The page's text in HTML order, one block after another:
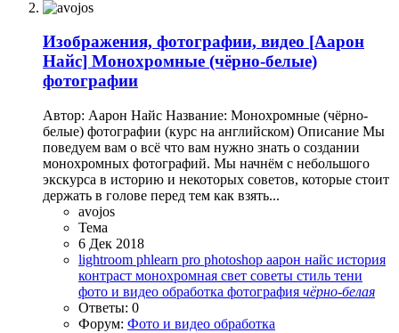
Изображения, фотографии, видео [Аарон
Найс] Монохромные (чёрно-белые)
фотографии
Автор: Аарон Найс Название: Монохромные (чёрно-
белые) фотографии (курс на английском) Описание Мы
поведуем вам о всё что вам нужно знать о создании
монохромных фотографий. Мы начнём с небольшого
экскурса в историю и некоторых советов, которые стоит
держать в голове перед тем как взять...
avojos
Тема
6 Дек 2018
lightroom phlearn pro photoshop аарон найс история
контраст монохромная свет советы стиль тени
фото и видео обработка фотография чёрно-белая
Ответы: 0
Форум: Фото и видео обработка